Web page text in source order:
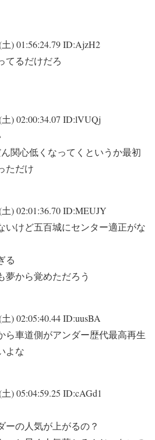
土) 01:56:24.79 ID:AjzH2
てるだけだろ
土) 02:00:34.07 ID:lVUQj
関心低くなってくというか最初
ただけ
土) 02:01:36.70 ID:MEUJY
いけど五百城にセンター適正がな
る
夢から覚めただろう
) 02:05:40.44 ID:uusBA
ら車道側がアンダー歴代最高再生
よな
) 05:04:59.25 ID:cAGd1
ーの人気が上がるの？